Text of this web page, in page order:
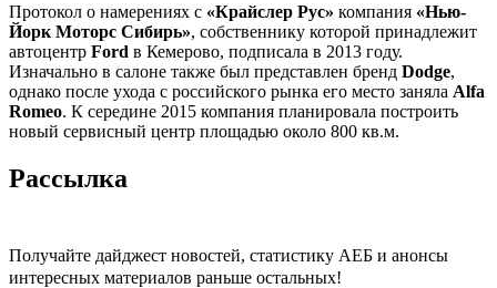
Протокол о намерениях с «Крайслер Рус» компания «Нью-
Йорк Моторс Сибирь», собственнику которой принадлежит
автоцентр Ford в Кемерово, подписала в 2013 году.
Изначально в салоне также был представлен бренд Dodge,
однако после ухода с российского рынка его место заняла Alfa
Romeo. К середине 2015 компания планировала построить
новый сервисный центр площадью около 800 кв.м.
Рассылка
Получайте дайджест новостей, статистику АЕБ и анонсы
интересных материалов раньше остальных!